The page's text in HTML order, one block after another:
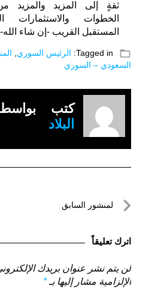
ثقةٍ إلى المزيد والمزيد
الخطوات والاستثمارات
المستقبل القريب -إن شاء
folder_open
Tagged in: الرئيس السوري
السعودي – السوري
كتب
البلاد
تصفّحلمنشور السابق
السابق
اترك تعليقاً
لن يتم نشر عنوان بريدك
الإلزامية مشار إليها بـ*